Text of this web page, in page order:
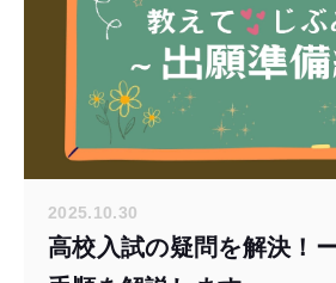
2025.10.30
高校入試の疑問を解決！